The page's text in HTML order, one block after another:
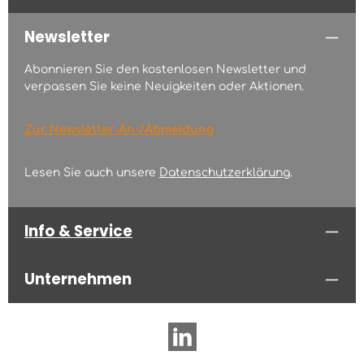
Newsletter
Abonnieren Sie den kostenlosen Newsletter und
verpassen Sie keine Neuigkeiten oder Aktionen.
Zur Newsletter-An-/Abmeldung
Lesen Sie auch unsere Datenschutzerklärung.
Info & Service
Unternehmen